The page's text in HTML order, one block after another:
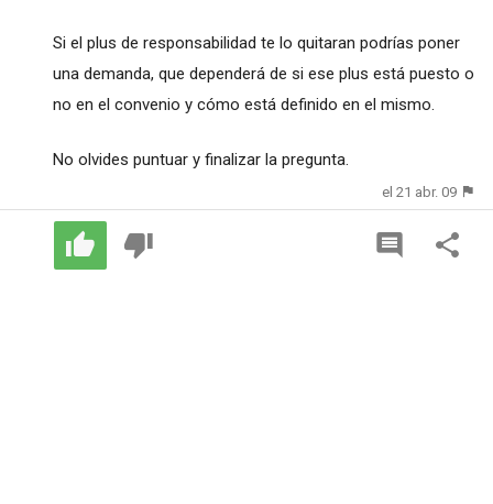
Si el plus de responsabilidad te lo quitaran podrías poner
una demanda, que dependerá de si ese plus está puesto o
no en el convenio y cómo está definido en el mismo.
No olvides puntuar y finalizar la pregunta.
el 21 abr. 09